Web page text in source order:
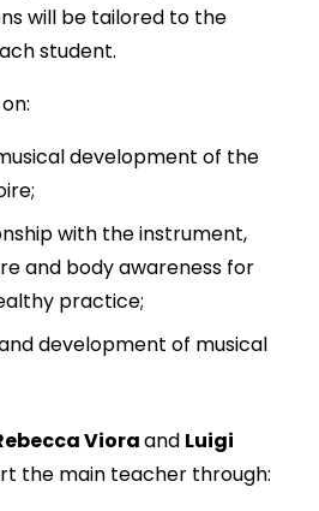
will be tailored to the
student.
development of the
with the instrument,
and body awareness for
practice;
development of musical
Vioraand Luigi
the main teacher through: